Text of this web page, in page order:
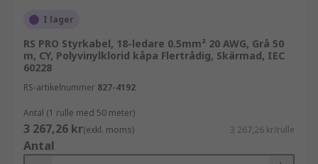
I lager
RS PRO Styrkabel, 18-ledare 0.5mm² 20 AWG, Grå 50
m, CY, Polyvinylklorid kåpa Flertrådig, Skärmad, IEC
60228
RS-artikelnummer 827-4192
Antal (1 rulle med 50 meter)
3 267,26 kr(exkl. moms) 3 267,26 kr/rulle
Antal